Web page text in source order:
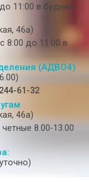
11:00 в будние
46а)
8:00 до 11:00 в
(АДВО4)
61-32
46а)
8.00-13.00